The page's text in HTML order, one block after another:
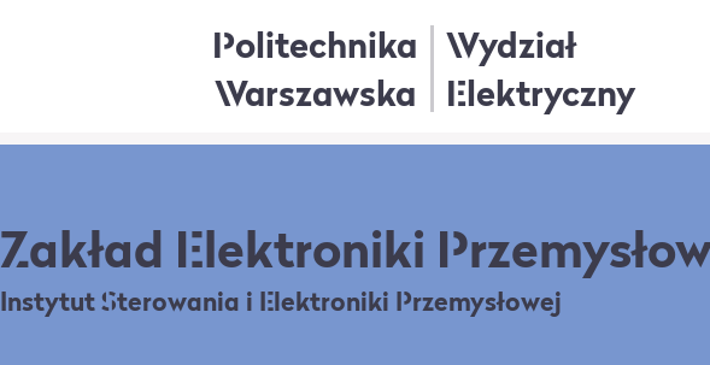
Politechnika
Warszawska
Wydział
Elektryczny
Zakład Elektroniki
Instytut Sterowania i Elektroniki Przemysłowej